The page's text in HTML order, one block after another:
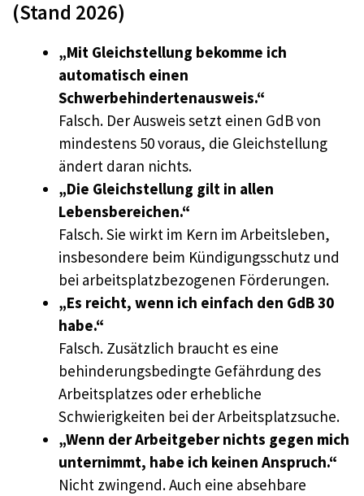
(Stand 2026)
„Mit Gleichstellung bekomme ich
automatisch einen
Schwerbehindertenausweis.“
Falsch. Der Ausweis setzt einen GdB von
mindestens 50 voraus, die Gleichstellung
ändert daran nichts.
„Die Gleichstellung gilt in allen
Lebensbereichen.“
Falsch. Sie wirkt im Kern im Arbeitsleben,
insbesondere beim Kündigungsschutz und
bei arbeitsplatzbezogenen Förderungen.
„Es reicht, wenn ich einfach den GdB 30
habe.“
Falsch. Zusätzlich braucht es eine
behinderungsbedingte Gefährdung des
Arbeitsplatzes oder erhebliche
Schwierigkeiten bei der Arbeitsplatzsuche.
„Wenn der Arbeitgeber nichts gegen mich
unternimmt, habe ich keinen Anspruch.“
Nicht zwingend. Auch eine absehbare